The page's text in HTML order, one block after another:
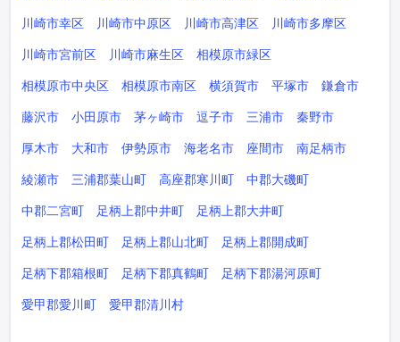
川崎市幸区 川崎市中原区 川崎市高津区 川崎市多摩区
川崎市宮前区 川崎市麻生区 相模原市緑区
相模原市中央区 相模原市南区 横須賀市 平塚市 鎌倉市
藤沢市 小田原市 茅ヶ崎市 逗子市 三浦市 秦野市
厚木市 大和市 伊勢原市 海老名市 座間市 南足柄市
綾瀬市 三浦郡葉山町 高座郡寒川町 中郡大磯町
中郡二宮町 足柄上郡中井町 足柄上郡大井町
足柄上郡松田町 足柄上郡山北町 足柄上郡開成町
足柄下郡箱根町 足柄下郡真鶴町 足柄下郡湯河原町
愛甲郡愛川町 愛甲郡清川村